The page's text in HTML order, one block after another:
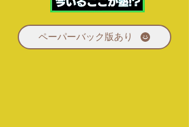
ペーパーバック版あり